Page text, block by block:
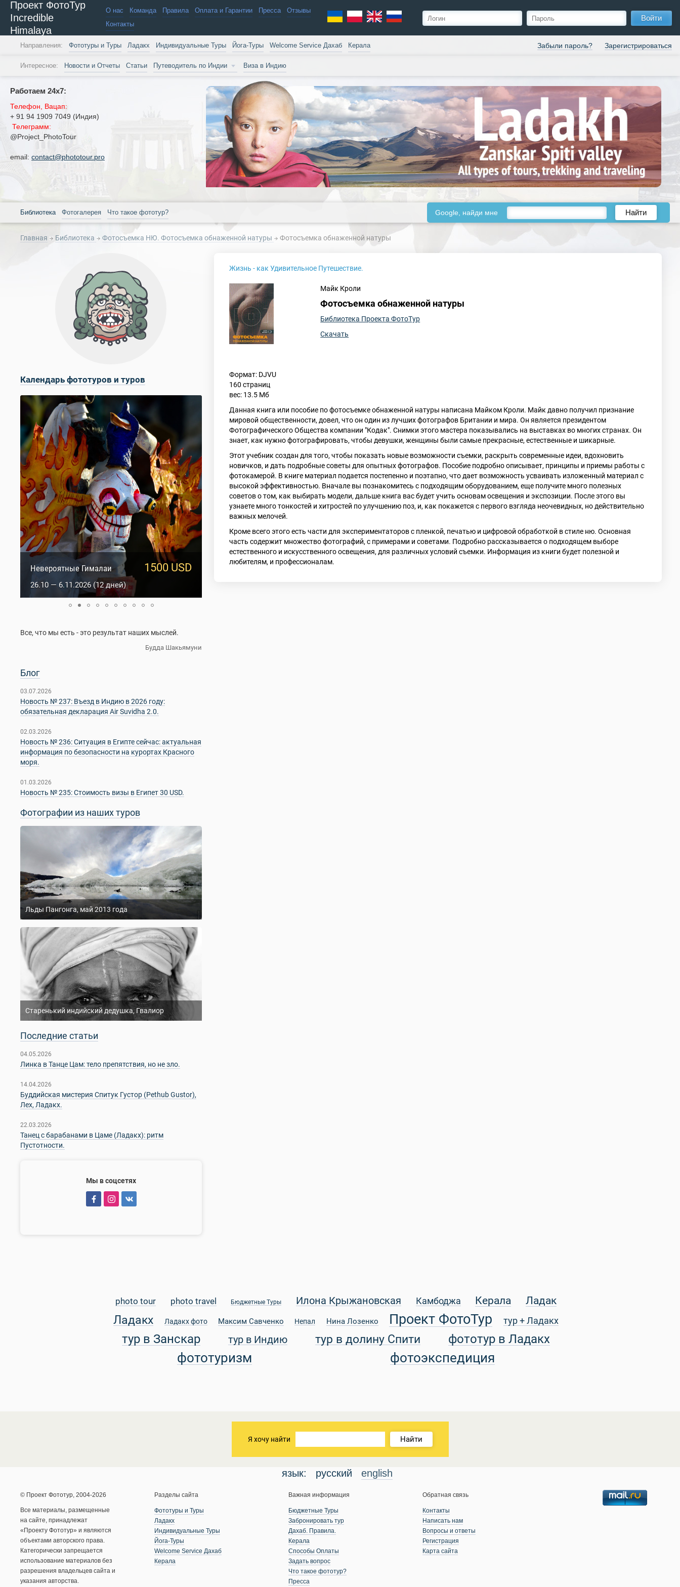
Проект ФотоТур
Incredible
Himalaya
О нас Команда Правила Оплата и Гарантии Пресса
Отзывы
Контакты
Войти
Забыли пароль? Зарегистрироваться
Направления: Фототуры и Туры Ладакх Индивидуальные Туры Йога-Туры Welcome Service Дахаб Керала
Интересное: Новости и Отчеты Статьи Путеводитель по Индии Виза в Индию
Работаем 24х7:
Телефон, Вацап:
+ 91 94 1909 7049 (Индия)
Телеграмм:
@Project_PhotoTour
email: contact@phototour.pro
Библиотека Фотогалерея Что такое фототур? Google, найди мне Найти
Главная Библиотека Фотосъемка НЮ. Фотосъемка обнаженной натуры Фотосъемка обнаженной натуры
Календарь фототуров и туров
950 USD
Сакральный Ладакх
5.10 — 14.10.2026 (10 дней)
1500 USD
Невероятные Гималаи
26.10 — 6.11.2026 (12 дней)
Все, что мы есть - это результат наших мыслей.
Будда Шакьямуни
Блог
03.07.2026
Новость № 237: Въезд в Индию в 2026 году:
обязательная декларация Air Suvidha 2.0.
02.03.2026
Новость № 236: Ситуация в Египте сейчас: актуальная
информация по безопасности на курортах Красного
моря.
01.03.2026
Новость № 235: Стоимость визы в Египет 30 USD.
Фотографии из наших туров
Льды Пангонга, май 2013 года
Старенький индийский дедушка, Гвалиор
Последние статьи
04.05.2026
Линка в Танце Цам: тело препятствия, но не зло.
14.04.2026
Буддийская мистерия Спитук Густор (Pethub Gustor),
Лех, Ладакх.
22.03.2026
Танец с барабанами в Цаме (Ладакх): ритм
Пустотности.
Мы в соцсетях
Жизнь - как Удивительное Путешествие.
Майк Кроли
Фотосъемка обнаженной натуры
Библиотека Проекта ФотоТур
Скачать
Формат: DJVU
160 страниц
вес: 13.5 Мб
Данная книга или пособие по фотосъемке обнаженной натуры написана Майком Кроли. Майк давно получил признание
мировой общественности, довел, что он один из лучших фотографов Британии и мира. Он является президентом
Фотографического Общества компании "Кодак". Снимки этого мастера показывались на выставках во многих странах. Он
знает, как нужно фотографировать, чтобы девушки, женщины были самые прекрасные, естественные и шикарные.
Этот учебник создан для того, чтобы показать новые возможности съемки, раскрыть современные идеи, вдохновить
новичков, и дать подробные советы для опытных фотографов. Пособие подробно описывает, принципы и приемы работы с
фотокамерой. В книге материал подается постепенно и поэтапно, что дает возможность усваивать изложенный материал с
высокой эффективностью. Вначале вы познакомитесь с подходящим оборудованием, еще получите много полезных
советов о том, как выбирать модели, дальше книга вас будет учить основам освещения и экспозиции. После этого вы
узнаете много тонкостей и хитростей по улучшению поз, и, как покажется с первого взгляда неочевидных, но действительно
важных мелочей.
Кроме всего этого есть части для экспериментаторов с пленкой, печатью и цифровой обработкой в стиле ню. Основная
часть содержит множество фотографий, с примерами и советами. Подробно рассказывается о подходящем выборе
естественного и искусственного освещения, для различных условий съемки. Информация из книги будет полезной и
любителям, и профессионалам.
photo tour photo travel Бюджетные Туры Илона Крыжановская Камбоджа Керала Ладак
Ладакх Ладакх фото Максим Савченко Непал Нина Лозенко Проект ФотоТур тур + Ладакх
тур в Занскар тур в Индию тур в долину Спити фототур в Ладакх
фототуризм фотоэкспедиция
Я хочу найти Найти
язык: русский english
© Проект Фототур, 2004-2026
Все материалы, размещенные
на сайте, принадлежат
«Проекту Фототур» и являются
объектами авторского права.
Категорически запрещается
использование материалов без
разрешения владельцев сайта и
указания авторства.
Разделы сайта
Фототуры и Туры
Ладакх
Индивидуальные Туры
Йога-Туры
Welcome Service Дахаб
Керала
Важная информация
Бюджетные Туры
Забронировать тур
Дахаб. Правила.
Керала
Способы Оплаты
Задать вопрос
Что такое фототур?
Пресса
Обратная связь
Контакты
Написать нам
Вопросы и ответы
Регистрация
Карта сайта